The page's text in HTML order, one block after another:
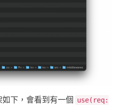
下，會看到有一個 use(req: